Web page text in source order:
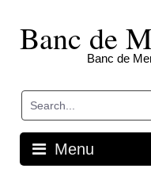
contentBanc de
Banc de
Menu